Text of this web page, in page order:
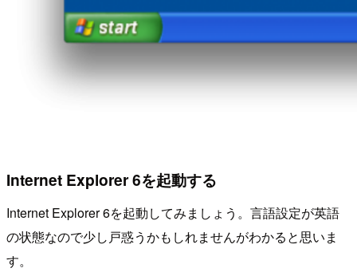
Internet Explorer 6を起動する
Internet Explorer 6を起動してみましょう。言語設定が英語
の状態なので少し戸惑うかもしれませんがわかると思いま
す。